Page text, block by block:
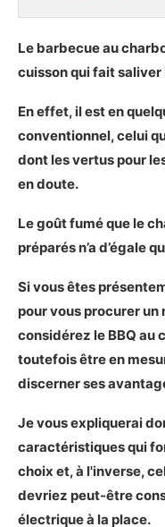
Le barbecue au
cuisson qui fait
En effet, il est en
conventionnel, celui
dont les vertus pour
en doute.
Le goût fumé que le
préparés n’a d’égale
Si vous êtes
pour vous procurer un
considérez le BBQ au
toutefois être en
discerner ses
Je vous expliquerai
caractéristiques qui
choix et, à l'inverse,
devriez peut-être
électrique à la place.